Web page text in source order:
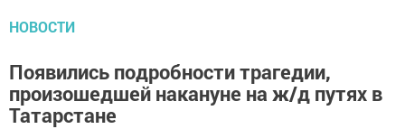
НОВОСТИ
Появились подробности трагедии,
произошедшей накануне на ж/д путях в
Татарстане